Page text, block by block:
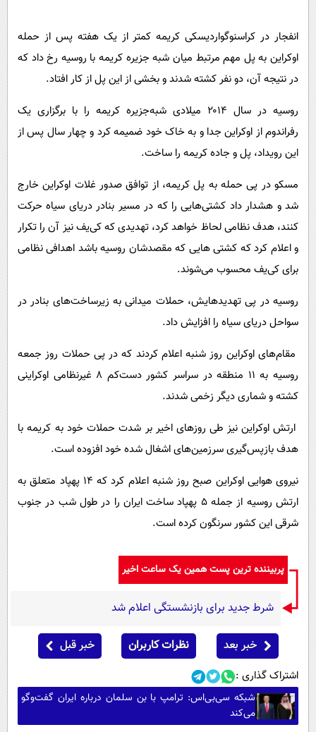
انفجار در کراسنوگواردیسکی کریمه کمتر از یک هفته پس از حمله
اوکراین به پل مهم مرتبط میان شبه جزیره کریمه با روسیه رخ داد که
در نتیجه آن، دو نفر کشته شدند و بخشی از این پل از کار افتاد.
روسیه در سال ۲۰۱۴ میلادی شبه‌جزیره کریمه را با برگزاری یک
رفراندوم از اوکراین جدا و به خاک خود ضمیمه کرد و چهار سال پس از
این رویداد، پل و جاده کریمه را ساخت.
مسکو در پی حمله به پل کریمه، از توافق صدور غلات اوکراین خارج
شد و هشدار داد کشتی‌هایی را که در مسیر بنادر دریای سیاه حرکت
کنند، هدف نظامی لحاظ خواهد کرد، تهدیدی که کی‌یف نیز آن را تکرار
و اعلام کرد که کشتی هایی که مقصدشان روسیه باشد اهدافی نظامی
برای کی‌یف محسوب می‌شوند.
روسیه در پی تهدیدهایش، حملات میدانی به زیرساخت‌های بنادر در
سواحل دریای سیاه را افزایش داد.
مقام‌های اوکراین روز شنبه اعلام کردند که در پی حملات روز جمعه
روسیه به ۱۱ منطقه در سراسر کشور دست‌کم ۸ غیرنظامی اوکراینی
کشته و شماری دیگر زخمی شدند.
ارتش اوکراین نیز طی روزهای اخیر بر شدت حملات خود به کریمه با
هدف بازپس‌گیری سرزمین‌های اشغال شده خود افزوده است.
نیروی هوایی اوکراین صبح روز شنبه اعلام کرد که ۱۴ پهپاد متعلق به
ارتش روسیه از جمله ۵ پهپاد ساخت ایران را در طول شب در جنوب
شرقی این کشور سرنگون کرده است.
پربیننده ترین پست همین یک ساعت اخیر
شرط جدید برای بازنشستگی اعلام شد
خبر بعد نظرات کاربران خبر قبل
اشتراک گذاری :
شبکه سی‌بی‌اس: ترامپ با بن سلمان درباره ایران گفت‌وگو
می‌کند